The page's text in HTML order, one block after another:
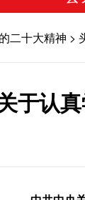
二十大精神 >
于认